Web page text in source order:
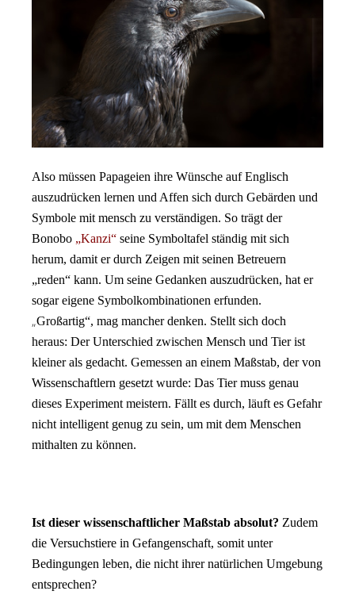
Also müssen Papageien ihre Wünsche auf Englisch
auszudrücken lernen und Affen sich durch Gebärden und
Symbole mit mensch zu verständigen. So trägt der
Bonobo „Kanzi“ seine Symboltafel ständig mit sich
herum, damit er durch Zeigen mit seinen Betreuern
„reden“ kann. Um seine Gedanken auszudrücken, hat er
sogar eigene Symbolkombinationen erfunden.
„Großartig“, mag mancher denken. Stellt sich doch
heraus: Der Unterschied zwischen Mensch und Tier ist
kleiner als gedacht. Gemessen an einem Maßstab, der von
Wissenschaftlern gesetzt wurde: Das Tier muss genau
dieses Experiment meistern. Fällt es durch, läuft es Gefahr
nicht intelligent genug zu sein, um mit dem Menschen
mithalten zu können.
Ist dieser wissenschaftlicher Maßstab absolut? Zudem
die Versuchstiere in Gefangenschaft, somit unter
Bedingungen leben, die nicht ihrer natürlichen Umgebung
entsprechen?